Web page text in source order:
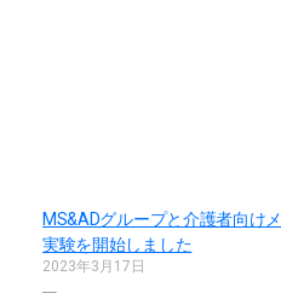
MS&ADグループと介護者向け
実験を開始しました
2023年3月17日